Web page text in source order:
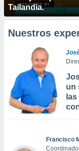
Tailandia.
Nuestros
un
Francisco